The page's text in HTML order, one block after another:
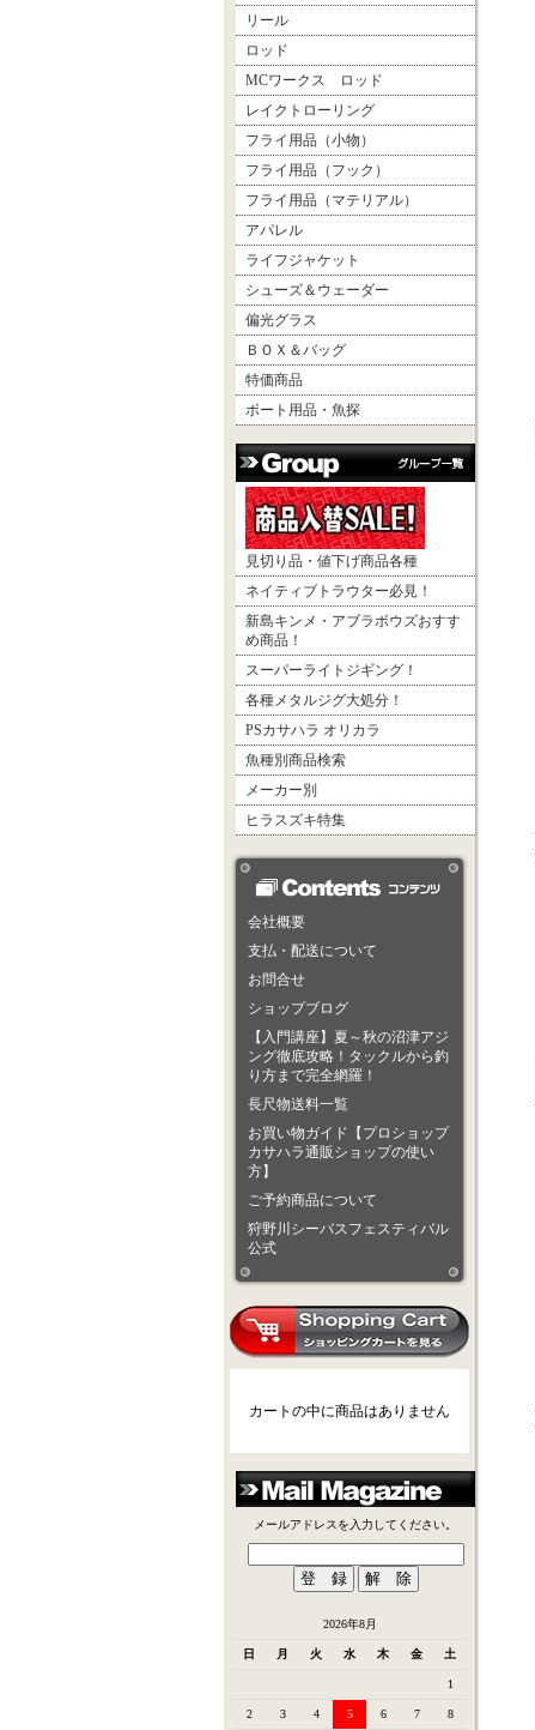
リール
ロッド
MCワークス ロッド
レイクトローリング
フライ用品（小物）
フライ用品（フック）
フライ用品（マテリアル）
アパレル
ライフジャケット
シューズ＆ウェーダー
偏光グラス
ＢＯＸ＆バッグ
特価商品
ボート用品・魚探
見切り品・値下げ商品各種
ネイティブトラウター必見！
新島キンメ・アブラボウズおすす
め商品！
スーパーライトジギング！
各種メタルジグ大処分！
PSカサハラ オリカラ
魚種別商品検索
メーカー別
ヒラスズキ特集
会社概要
支払・配送について
お問合せ
ショップブログ
【入門講座】夏～秋の沼津アジ
ング徹底攻略！タックルから釣
り方まで完全網羅！
長尺物送料一覧
お買い物ガイド【プロショップ
カサハラ通販ショップの使い
方】
ご予約商品について
狩野川シーバスフェスティバル
公式
カートの中に商品はありません
メールアドレスを入力してください。
2026年8月
日 月 火 水 木 金 土
1
2 3 4 5 6 7 8